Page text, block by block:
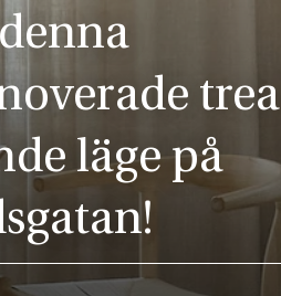
trea
läge på